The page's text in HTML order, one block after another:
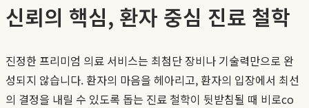
신뢰의 핵심, 환자 중심 진료 철학
진정한 프리미엄 의료 서비스는 최첨단 장비나 기술력만으로 완
성되지 않습니다. 환자의 마음을 헤아리고, 환자의 입장에서 최선
의 결정을 내릴 수 있도록 돕는 진료 철학이 뒷받침될 때 비로со